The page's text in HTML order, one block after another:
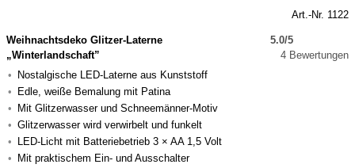
Art.-Nr. 1122
Weihnachtsdeko Glitzer-Laterne
„Winterlandschaft”
Nostalgische LED-Laterne aus Kunststoff
Edle, weiße Bemalung mit Patina
Mit Glitzerwasser und Schneemänner-Motiv
Glitzerwasser wird verwirbelt und funkelt
LED-Licht mit Batteriebetrieb 3 × AA 1,5 Volt
Mit praktischem Ein- und Ausschalter
5.0/5
4 Bewertungen